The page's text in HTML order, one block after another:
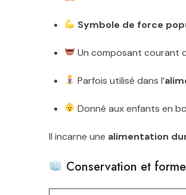
Symbole de force
Un composant courant
Parfois utilisé dans l’
Donné aux enfants en
Il incarne une alimentation
Conservation et